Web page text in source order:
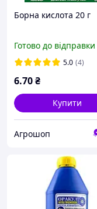
Борна кислота 20 г
Готово до відправки
5.0 (4)
6.70₴
Купити
Агрошоп